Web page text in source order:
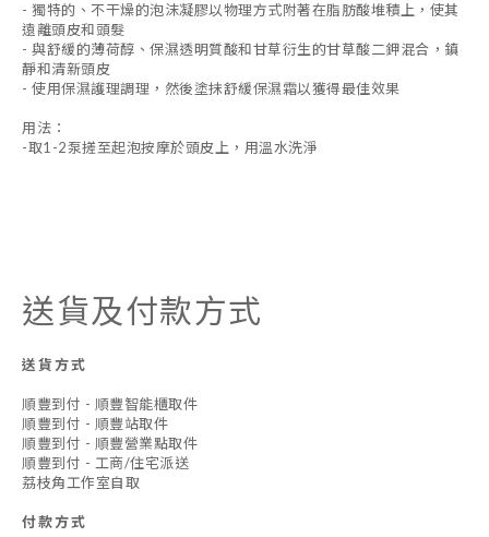
- 獨特的、不干燥的泡沫凝膠以物理方式附著在脂肪酸堆積上，使其
遠離頭皮和頭髮
- 與舒緩的薄荷醇、保濕透明質酸和甘草衍生的甘草酸二鉀混合，鎮
靜和清新頭皮
- 使用保濕護理調理，然後塗抹舒緩保濕霜以獲得最佳效果
用法：
-取1-2泵搓至起泡按摩於頭皮上，用溫水洗淨
送貨及付款方式
送貨方式
順豐到付 - 順豐智能櫃取件
順豐到付 - 順豐站取件
順豐到付 - 順豐營業點取件
順豐到付 - 工商/住宅派送
荔枝角工作室自取
付款方式